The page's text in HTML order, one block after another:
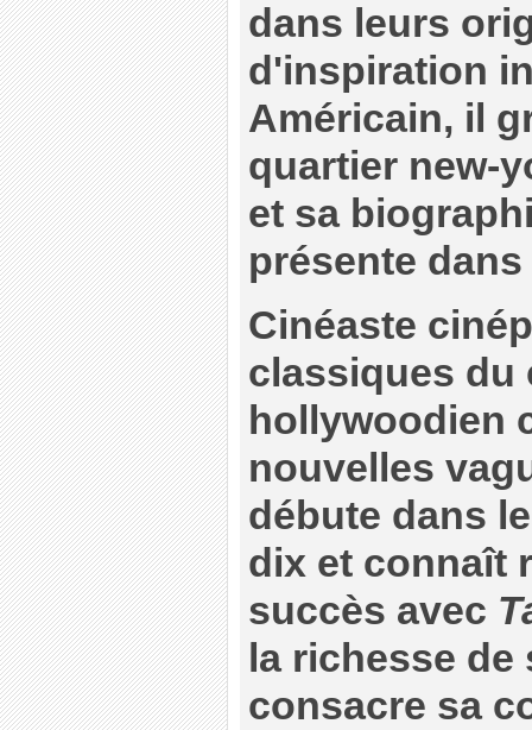
dans leurs
d'inspiration
Américain, il
quartier new-
et sa
présente
Cinéaste
classiques du
hollywoodien
nouvelles
débute dans
dix et connaît
succès avec
la richesse
consacre sa